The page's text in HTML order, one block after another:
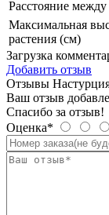
Расстояние
Максимальная
растения (см)
Загрузка
Добавить отзыв
Отзывы
Ваш отзыв
Спасибо за отзыв!
Оценка*